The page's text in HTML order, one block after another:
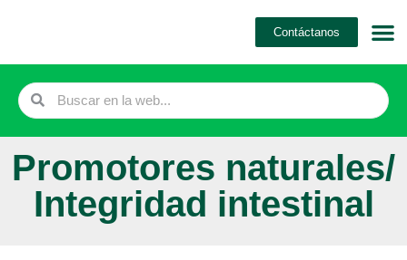
Contáctanos
SearchSearch
Promotores naturales/
Integridad intestinal